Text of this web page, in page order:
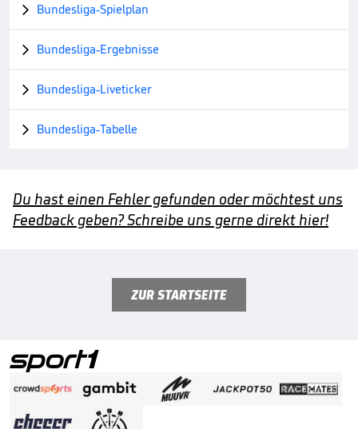
 Bundesliga-Spielplan
 Bundesliga-Ergebnisse
 Bundesliga-Liveticker
 Bundesliga-Tabelle
Du hast einen Fehler gefunden oder möchtest uns
Feedback geben? Schreibe uns gerne direkt hier!
ZUR STARTSEITE